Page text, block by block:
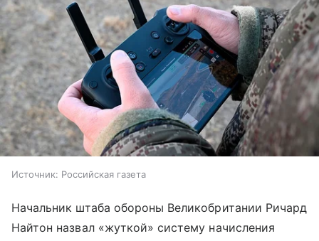
Источник: Российская газета
Начальник штаба обороны Великобритании Ричард
Найтон назвал «жуткой» систему начисления